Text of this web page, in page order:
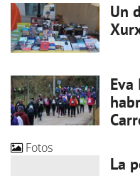
Un
Eva
Fotos
La